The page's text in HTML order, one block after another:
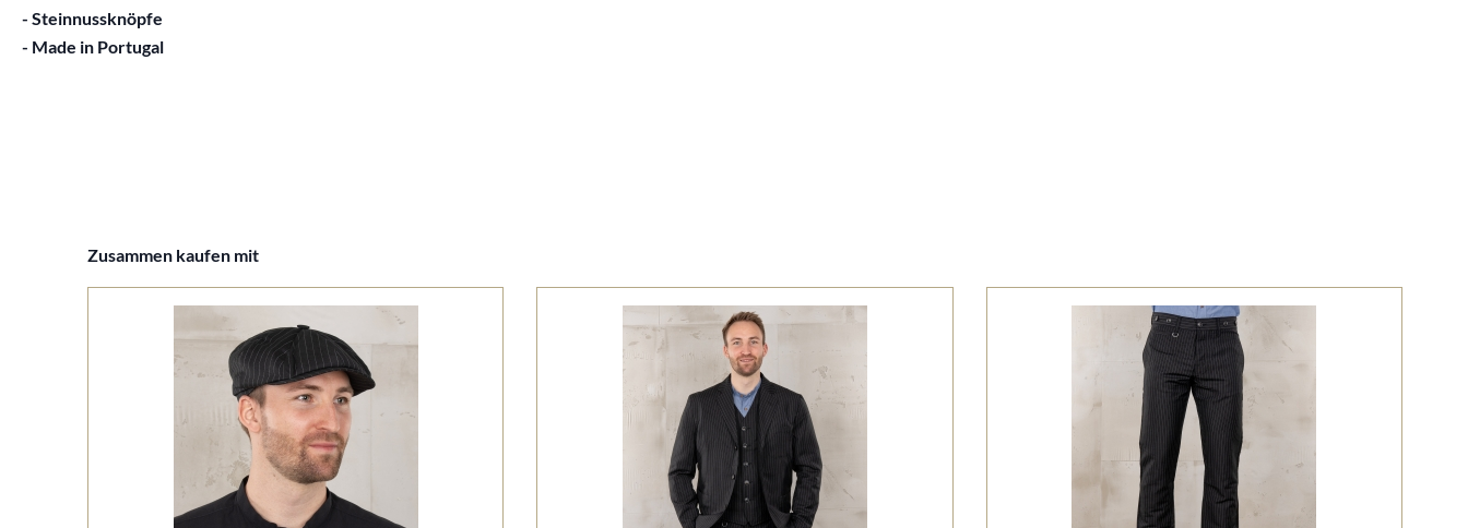
- Steinnussknöpfe
- Made in Portugal
Produktgalerie überspringen
Zusammen kaufen mit